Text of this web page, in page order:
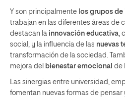
Y son principalmente los grupos
trabajan en las diferentes áreas de
destacan la innovación educativa,
social, y la influencia de las nuevas
transformación de la sociedad.
mejora del bienestar emocional de
Las sinergias entre universidad,
fomentan nuevas formas de pensar